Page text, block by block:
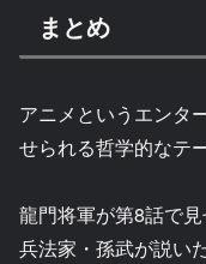
まとめ
アニメというエンタ
せられる哲学的なテ
龍門将軍が第8話で見
兵法家・孫武が説い